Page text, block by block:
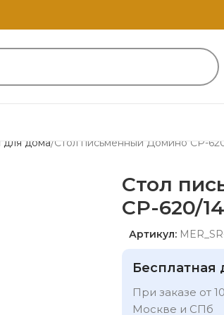
для дома Стол письменный Домино СР-
Стол
СР-620/
Артикул:
Бесплатная
При заказе от
Москве и СПб